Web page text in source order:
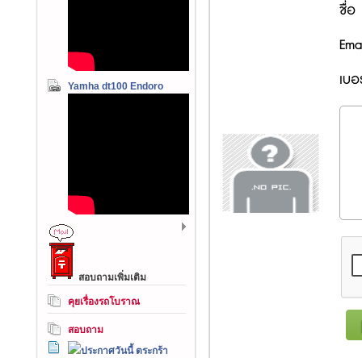
Yamha dt100 Endoro
สอบถามเพิ่มเติม
คุยเรื่องรถโบราณ
สอบถาม
ประกาศวันนี้ ตระกร้า
ชื่อ
เบ